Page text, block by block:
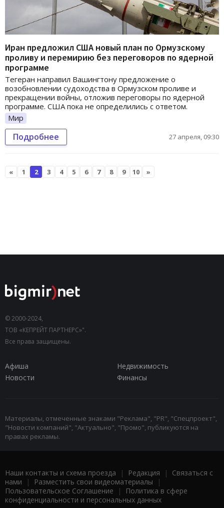
Иран предложил США новый план по Ормузскому
проливу и перемирию без переговоров по ядерной
программе
Тегеран направил Вашингтону предложение о
возобновлении судоходства в Ормузском проливе и
прекращении войны, отложив переговоры по ядерной
программе. США пока не определились с ответом.
Мир
Подробнее 27 апреля, 09:30
« 1 2 3 4 5 6 7 8 9 10 »
© 2000-2024,
ТОВ «КЕПРЕЙТ ПАРТНЕРС»".
Все права защищены.
Афиша
Недвижимость
Новости
Финансы
Материалы, отмеченные знаками "Реклама", "PR", "Спецпроект",
"Новости компаний", "Актуально", "Промо", публикуются на
правах рекламы.
Наши контакты и схема проезда | Редакция | Связаться с
нами | Разместить свои видеоматериалы |
Пользовательское Соглашение |
Политика в сфере
конфиденциальности и персональных данных